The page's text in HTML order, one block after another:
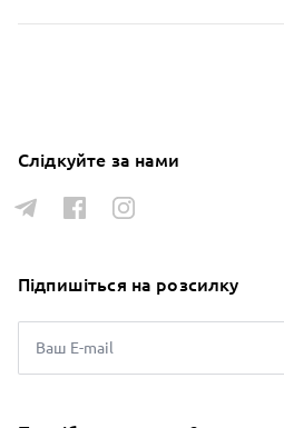
Слідкуйте за нами
Підпишіться на розсилку